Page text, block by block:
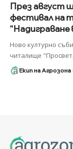
През август
фестивал на
“Надиграване
Ново културно
читалище
Екип на Агрозона